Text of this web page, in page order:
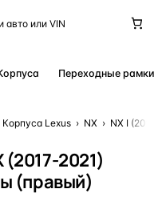
Переходные рамки
Корпуса Lexus › NX › NX I
(2017-2021)
(правый)